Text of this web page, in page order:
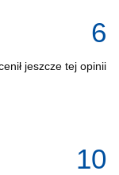
6
jeszcze tej opinii
10